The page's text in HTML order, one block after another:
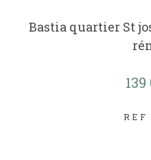
Bastia quartier St
139